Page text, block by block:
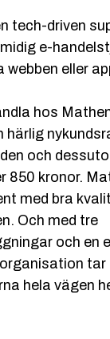
tech-driven
e-
webben eller
hos
härlig
och
850 kronor.
med bra
Och med tre
och en
tar
hela vägen